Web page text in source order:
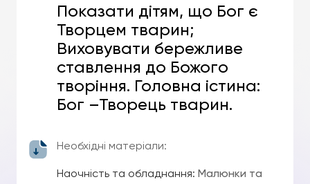
Показати дітям, що Бог є
Творцем тварин;
Виховувати бережливе
ставлення до Божого
творіння. Головна істина:
Бог –Творець тварин.
Необхідні матеріали:
Наочність та обладнання: Малюнки та